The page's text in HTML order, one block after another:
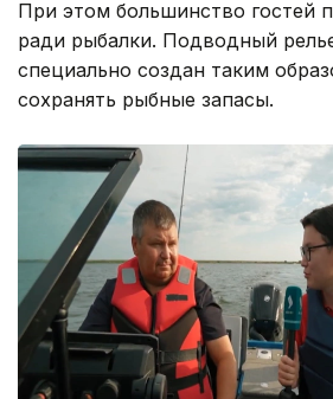
При этом большинство гостей
ради рыбалки. Подводный
специально создан таким
сохранять рыбные запасы.